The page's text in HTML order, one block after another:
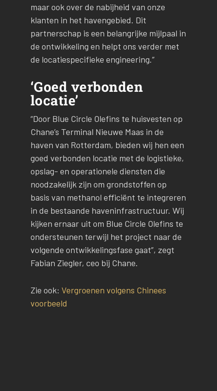
maar ook over de nabijheid van onze
klanten in het havengebied. Dit
partnerschap is een belangrijke mijlpaal in
de ontwikkeling en helpt ons verder met
de locatiespecifieke engineering.”
‘Goed verbonden
locatie’
“Door Blue Circle Olefins te huisvesten op
Chane’s Terminal Nieuwe Maas in de
haven van Rotterdam, bieden wij hen een
goed verbonden locatie met de logistieke,
opslag- en operationele diensten die
noodzakelijk zijn om grondstoffen op
basis van methanol efficiënt te integreren
in de bestaande haveninfrastructuur. Wij
kijken ernaar uit om Blue Circle Olefins te
ondersteunen terwijl het project naar de
volgende ontwikkelingsfase gaat”, zegt
Fabian Ziegler, ceo bij Chane.
Zie ook: Vergroenen volgens Chinees
voorbeeld